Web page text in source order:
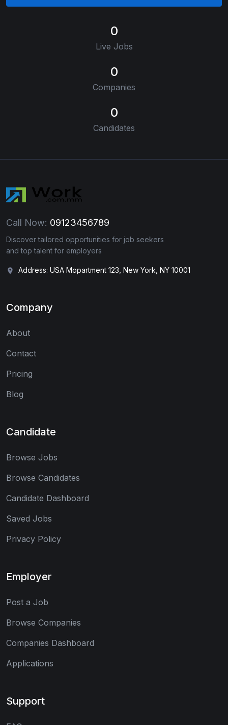
0
Live Jobs
0
Companies
0
Candidates
Call Now: 09123456789
Discover tailored opportunities for job seekers
and top talent for employers
Address: USA Mopartment 123, New York, NY 10001
Company
About
Contact
Pricing
Blog
Candidate
Browse Jobs
Browse Candidates
Candidate Dashboard
Saved Jobs
Privacy Policy
Employer
Post a Job
Browse Companies
Companies Dashboard
Applications
Support